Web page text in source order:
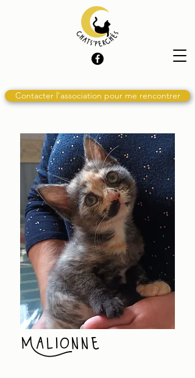
Contacter l'association pour me rencontrer
Malionne